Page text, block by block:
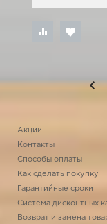
Акции
Контакты
Способы оплаты
Как сделать покупку
Гарантийные сроки
Система дисконтных
Возврат и замена